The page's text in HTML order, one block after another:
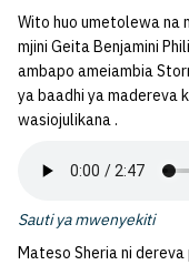
Wito huo umetolewa na
mjini Geita Benjamini
ambapo ameiambia
ya baadhi ya madereva
wasiojulikana .
Sauti ya mwenyekiti
Mateso Sheria ni